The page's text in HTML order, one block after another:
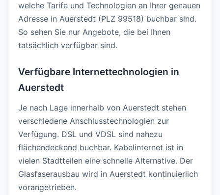
welche Tarife und Technologien an Ihrer genauen
Adresse in Auerstedt (PLZ 99518) buchbar sind.
So sehen Sie nur Angebote, die bei Ihnen
tatsächlich verfügbar sind.
Verfügbare Internettechnologien in
Auerstedt
Je nach Lage innerhalb von Auerstedt stehen
verschiedene Anschlusstechnologien zur
Verfügung. DSL und VDSL sind nahezu
flächendeckend buchbar. Kabelinternet ist in
vielen Stadtteilen eine schnelle Alternative. Der
Glasfaserausbau wird in Auerstedt kontinuierlich
vorangetrieben.